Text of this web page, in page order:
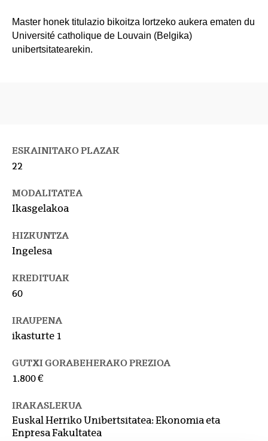
Master honek titulazio bikoitza lortzeko aukera ematen du
Université catholique de Louvain (Belgika)
unibertsitatearekin.
ESKAINITAKO PLAZAK
22
MODALITATEA
Ikasgelakoa
HIZKUNTZA
Ingelesa
KREDITUAK
60
IRAUPENA
ikasturte 1
GUTXI GORABEHERAKO PREZIOA
1.800 €
IRAKASLEKUA
Euskal Herriko Unibertsitatea: Ekonomia eta
Enpresa Fakultatea